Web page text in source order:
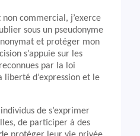
commercial, j’exerce
sous un pseudonyme
et protéger mon
s’appuie sur les
par la loi
d’expression et le
de s’exprimer
de participer à des